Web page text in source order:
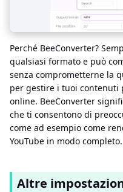
Perché BeeConverter?
qualsiasi formato e può
senza comprometterne la
per gestire i tuoi contenuti
online. BeeConverter
che ti consentono di
come ad esempio come
YouTube in modo completo.
Altre